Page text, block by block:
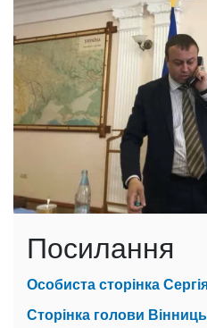
Посилання
Особиста сторінка
Сторінка голови